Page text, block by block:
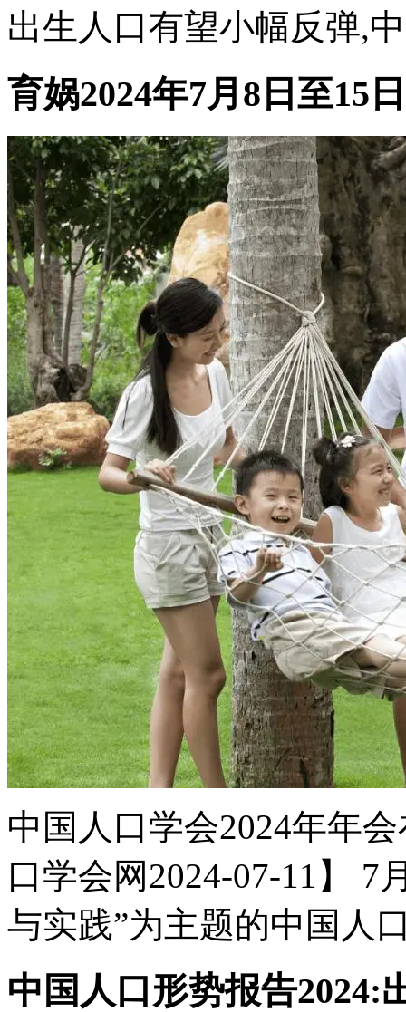
出生人口有望小幅反弹,
育娲2024年7月8日至15
中国人口学会2024年年
口学会网2024-07-11】 7
与实践”为主题的中国人
中国人口形势报告2024: